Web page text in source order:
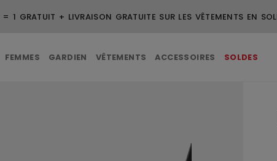
GRATUITE POUR LES COMMANDES DE 99 $ ET PLUS
FEMMES GARDIEN VÊTEMENTS ACCESSOIRES SOLDES